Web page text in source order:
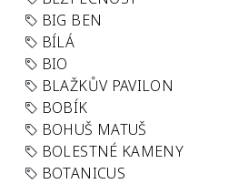
BIG BEN
BÍLÁ
BIO
BLAŽKŮV PAVILON
BOBÍK
BOHUŠ MATUŠ
BOLESTNÉ KAMENY
BOTANICUS